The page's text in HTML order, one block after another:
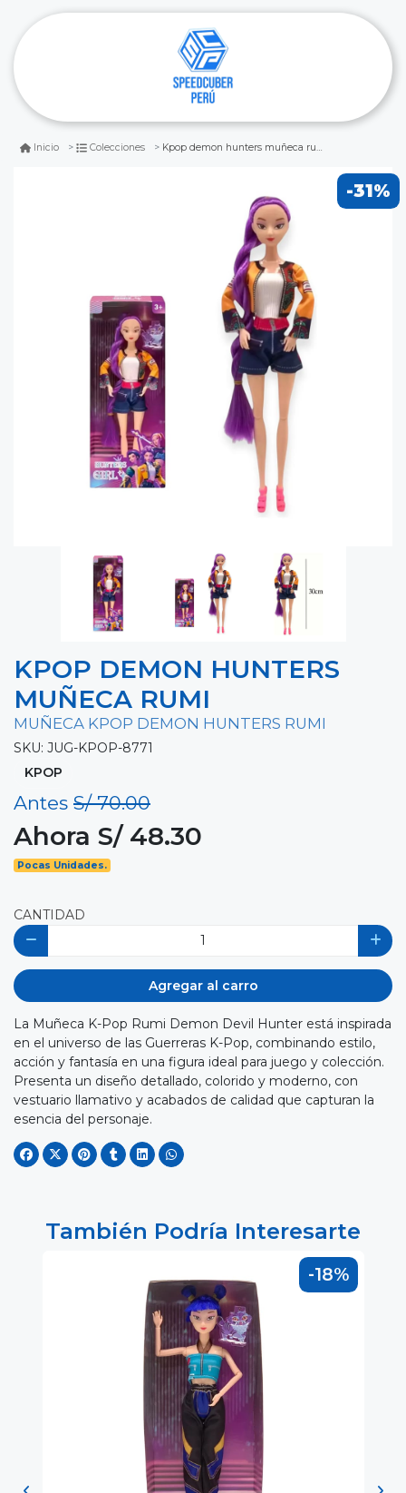
Inicio Colecciones Kpop demon hunters muñeca rumi
-31%
KPOP DEMON HUNTERS
MUÑECA RUMI
MUÑECA KPOP DEMON HUNTERS RUMI
SKU: JUG-KPOP-8771
KPOP
Antes S/ 70.00
Ahora S/ 48.30
Pocas Unidades.
CANTIDAD
Agregar al carro
La Muñeca K-Pop Rumi Demon Devil Hunter está inspirada
en el universo de las Guerreras K-Pop, combinando estilo,
acción y fantasía en una figura ideal para juego y colección.
Presenta un diseño detallado, colorido y moderno, con
vestuario llamativo y acabados de calidad que capturan la
esencia del personaje.
También Podría Interesarte
-18%